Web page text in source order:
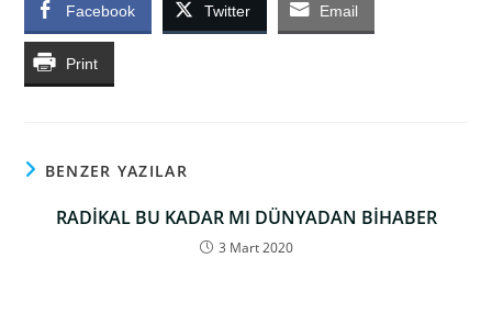
Facebook Twitter Email
Print
BENZER YAZILAR
RADİKAL BU KADAR MI DÜNYADAN BİHABER
3 Mart 2020